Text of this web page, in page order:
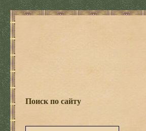
Поиск по сайту